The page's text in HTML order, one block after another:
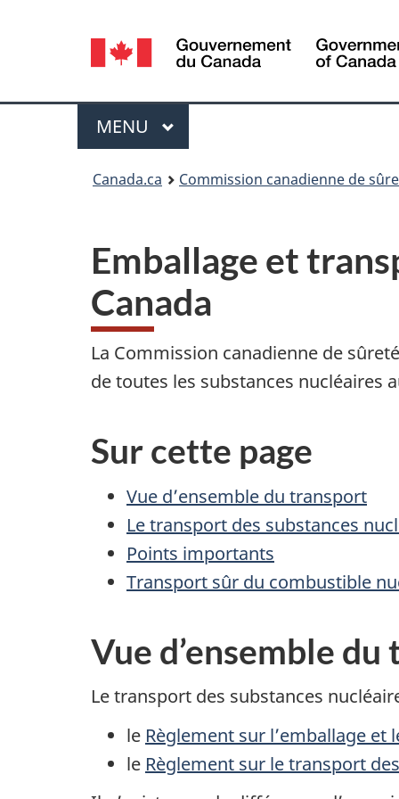
Sélection
de
la
langue
Menu
MENU PRINCIPAL
Canada.ca Commission canadienne de
Emballage et
Canada
La Commission canadienne de
de toutes les substances nucléaires
Sur cette page
Vue d’ensemble du transport
Le transport des substances
Points importants
Transport sûr du combustible
Vue d’ensemble
Le transport des substances
le Règlement sur l’emballage
le Règlement sur le transport